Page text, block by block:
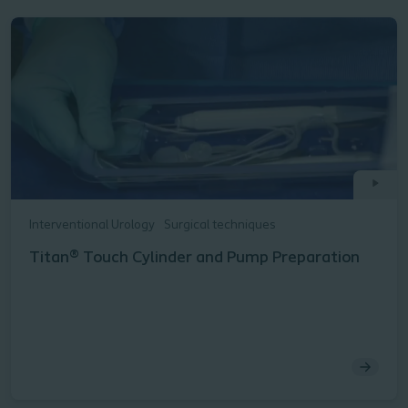
Interventional Urology Surgical techniques
Titan® Touch Cylinder and Pump Preparation